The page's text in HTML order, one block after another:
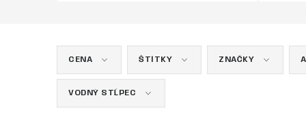
CENA ŠTÍTKY ZNAČKY
VODNÝ STĹPEC